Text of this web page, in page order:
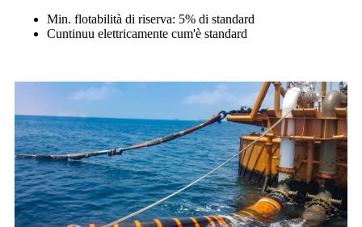
Min. flotabilità di riserva: 5% di standard
Cuntinuu elettricamente cum'è standard